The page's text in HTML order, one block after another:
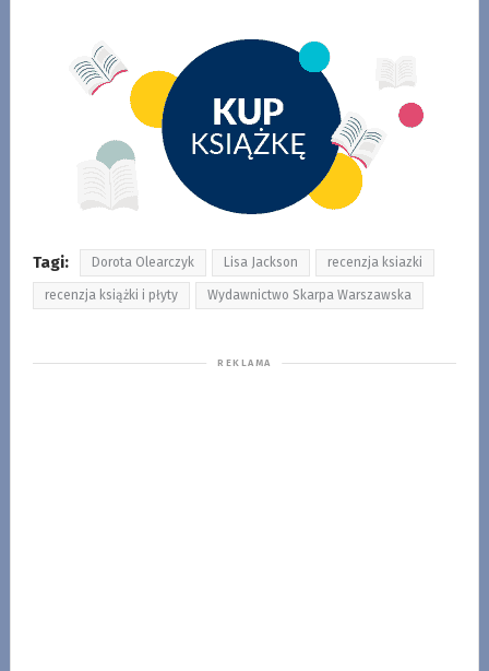
Tagi: Dorota Olearczyk Lisa Jackson recenzja ksiazki
recenzja książki i płyty Wydawnictwo Skarpa Warszawska